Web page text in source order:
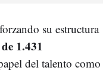
su estructura
1.431
del talento como